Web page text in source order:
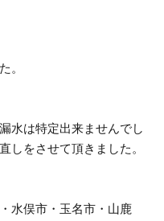
。
水は特定出来ませんでし
しをさせて頂きました。
水俣市・玉名市・山鹿